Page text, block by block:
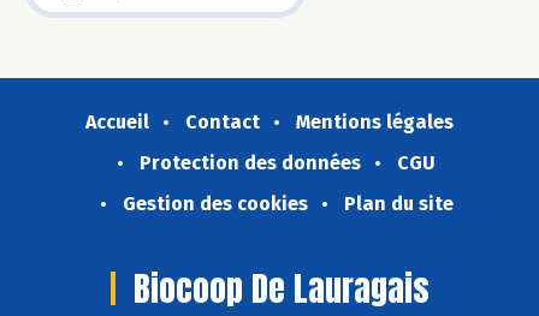
Accueil Contact
Mentions légales
Protection des données
CGU
Gestion des cookies
Plan du site
Biocoop De Lauragais